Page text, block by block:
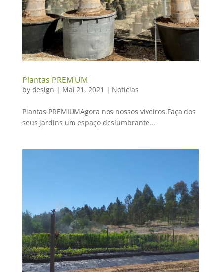
Plantas PREMIUM
by design | Mai 21, 2021 | Notícias
Plantas PREMIUMAgora nos nossos viveiros.Faça dos
seus jardins um espaço deslumbrante...